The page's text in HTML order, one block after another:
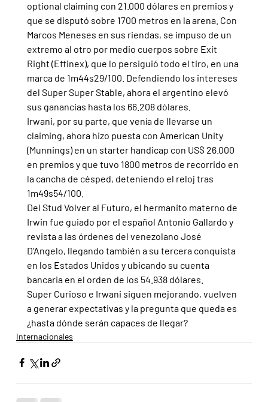
optional claiming con 21.000 dólares en premios y
que se disputó sobre 1700 metros en la arena. Con
Marcos Meneses en sus riendas, se impuso de un
extremo al otro por medio cuerpos sobre Exit
Right (Effinex), que lo persiguió todo el tiro, en una
marca de 1m44s29/100. Defendiendo los intereses
del Super Super Stable, ahora el argentino elevó
sus ganancias hasta los 66.208 dólares.
Irwani, por su parte, que venía de llevarse un
claiming, ahora hizo puesta con American Unity
(Munnings) en un starter handicap con US$ 26.000
en premios y que tuvo 1800 metros de recorrido en
la cancha de césped, deteniendo el reloj tras
1m49s54/100.
Del Stud Volver al Futuro, el hermanito materno de
Irwin fue guiado por el español Antonio Gallardo y
revista a las órdenes del venezolano José
D'Angelo, llegando también a su tercera conquista
en los Estados Unidos y ubicando su cuenta
bancaria en el orden de los 54.938 dólares.
Super Curioso e Irwani siguen mejorando, vuelven
a generar expectativas y la pregunta que queda es
¿hasta dónde serán capaces de llegar?
Internacionales